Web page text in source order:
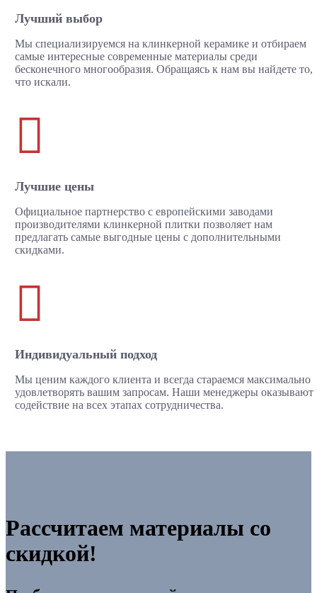
Лучший выбор
Мы специализируемся на клинкерной керамике и отбираем
самые интересные современные материалы среди
бесконечного многообразия. Обращаясь к нам вы найдете то,
что искали.

Лучшие цены
Официальное партнерство с европейскими заводами
производителями клинкерной плитки позволяет нам
предлагать самые выгодные цены с дополнительными
скидками.

Индивидуальный подход
Мы ценим каждого клиента и всегда стараемся максимально
удовлетворять вашим запросам. Наши менеджеры оказывают
содействие на всех этапах сотрудничества.
Рассчитаем материалы со
скидкой!